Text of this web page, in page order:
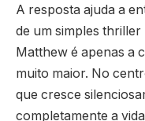
A resposta ajuda a
de um simples thriller
Matthew é apenas a
muito maior. No
que cresce
completamente a